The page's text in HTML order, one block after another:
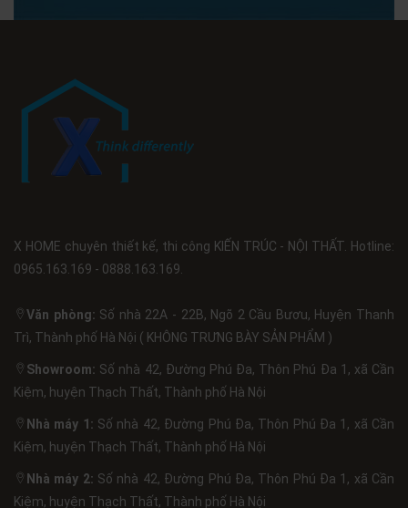
X HOME chuyên thiết kế, thi công KIẾN TRÚC - NỘI THẤT. Hotline:
0965.163.169 - 0888.163.169.
Văn phòng: Số nhà 22A - 22B, Ngõ 2 Cầu Bươu, Huyện Thanh
Trì, Thành phố Hà Nội ( KHÔNG TRƯNG BÀY SẢN PHẨM )
Showroom: Số nhà 42, Đường Phú Đa, Thôn Phú Đa 1, xã Cần
Kiệm, huyện Thạch Thất, Thành phố Hà Nội
Nhà máy 1: Số nhà 42, Đường Phú Đa, Thôn Phú Đa 1, xã Cần
Kiệm, huyện Thạch Thất, Thành phố Hà Nội
Nhà máy 2: Số nhà 42, Đường Phú Đa, Thôn Phú Đa 1, xã Cần
Kiệm, huyện Thạch Thất, Thành phố Hà Nội